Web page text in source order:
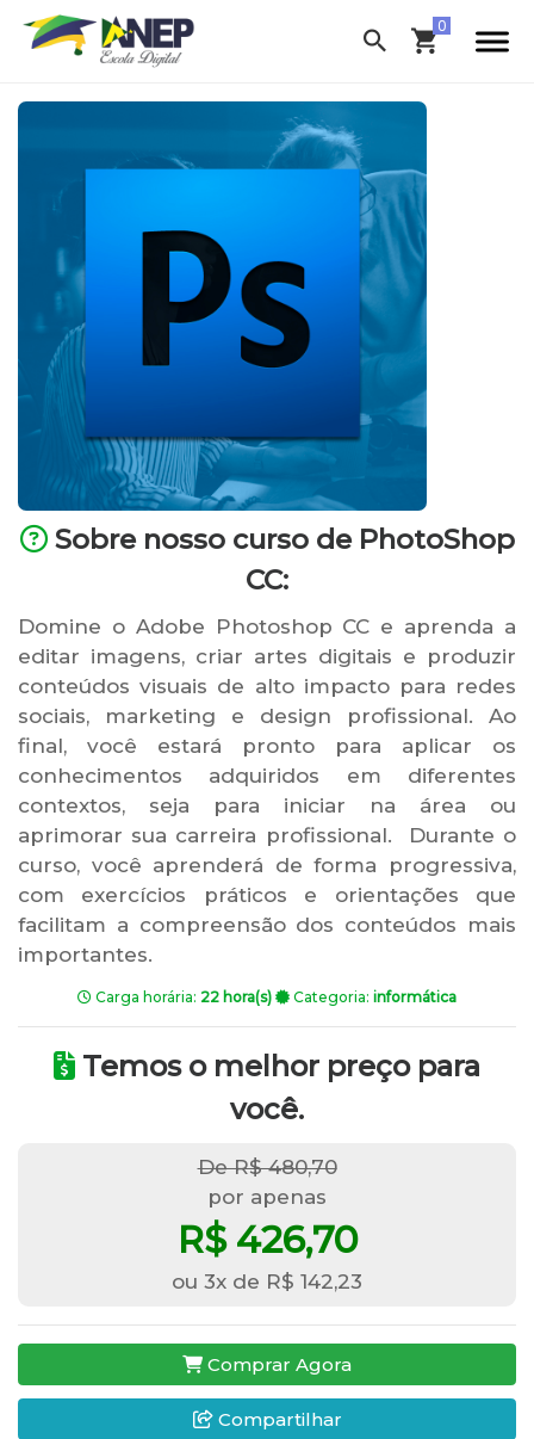
Sobre nosso curso de PhotoShop
CC:
Domine o Adobe Photoshop CC e aprenda a
editar imagens, criar artes digitais e produzir
conteúdos visuais de alto impacto para redes
sociais, marketing e design profissional. Ao
final, você estará pronto para aplicar os
conhecimentos adquiridos em diferentes
contextos, seja para iniciar na área ou
aprimorar sua carreira profissional. Durante o
curso, você aprenderá de forma progressiva,
com exercícios práticos e orientações que
facilitam a compreensão dos conteúdos mais
importantes.
Carga horária: 22 hora(s) Categoria: informática
Temos o melhor preço para
você.
De R$ 480,70
por apenas
R$ 426,70
ou 3x de R$ 142,23
Comprar Agora
Compartilhar